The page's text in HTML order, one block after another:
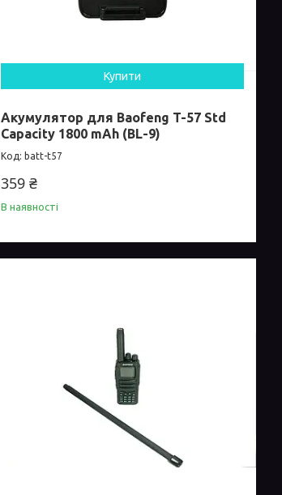
Купити
Акумулятор для Baofeng T-57 Std
Capacity 1800 mAh (BL-9)
batt-t57
359 ₴
В наявності